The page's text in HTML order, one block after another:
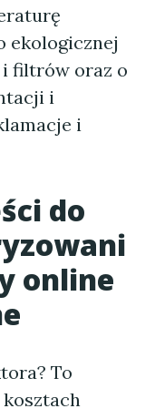
ekologicznej
filtrów oraz o
i
i
do
online
To